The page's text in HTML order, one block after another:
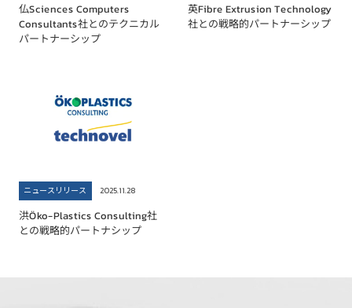
仏Sciences Computers
Consultants社とのテクニカル
パートナーシップ
英Fibre Extrusion Technology
社との戦略的パートナーシップ
ニュースリリース 2025.11.28
洪Öko-Plastics Consulting社
との戦略的パートナシップ